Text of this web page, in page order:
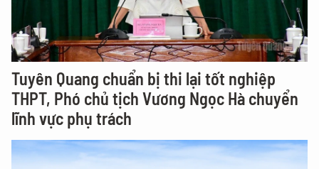
Tuyên Quang chuẩn bị thi lại tốt nghiệp
THPT, Phó chủ tịch Vương Ngọc Hà chuyển
lĩnh vực phụ trách